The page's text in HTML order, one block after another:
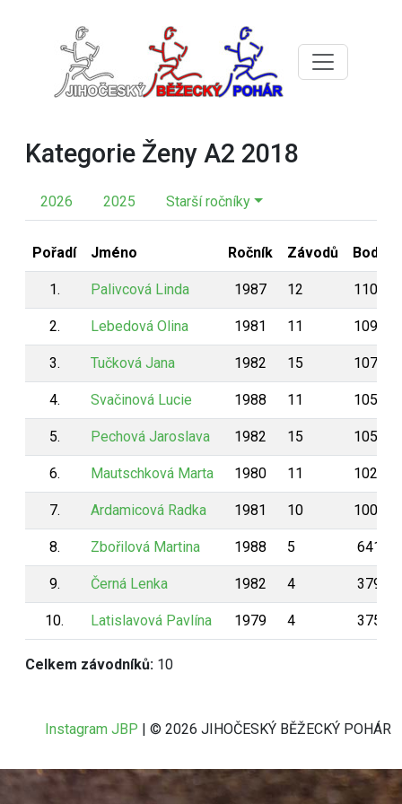
Kategorie Ženy A2 2018
2026 2025 Starší ročníky
Pořadí Jméno Ročník Závodů Body
1. Palivcová Linda 1987 12 1103
2. Lebedová Olina 1981 11 1097
3. Tučková Jana 1982 15 1072
4. Svačinová Lucie 1988 11 1056
5. Pechová Jaroslava 1982 15 1054
6. Mautschková Marta 1980 11 1027
7. Ardamicová Radka 1981 10 1003
8. Zbořilová Martina 1988 5 641
9. Černá Lenka 1982 4 379
10. Latislavová Pavlína 1979 4 375
Celkem závodníků: 10
Instagram JBP | © 2026 JIHOČESKÝ BĚŽECKÝ POHÁR